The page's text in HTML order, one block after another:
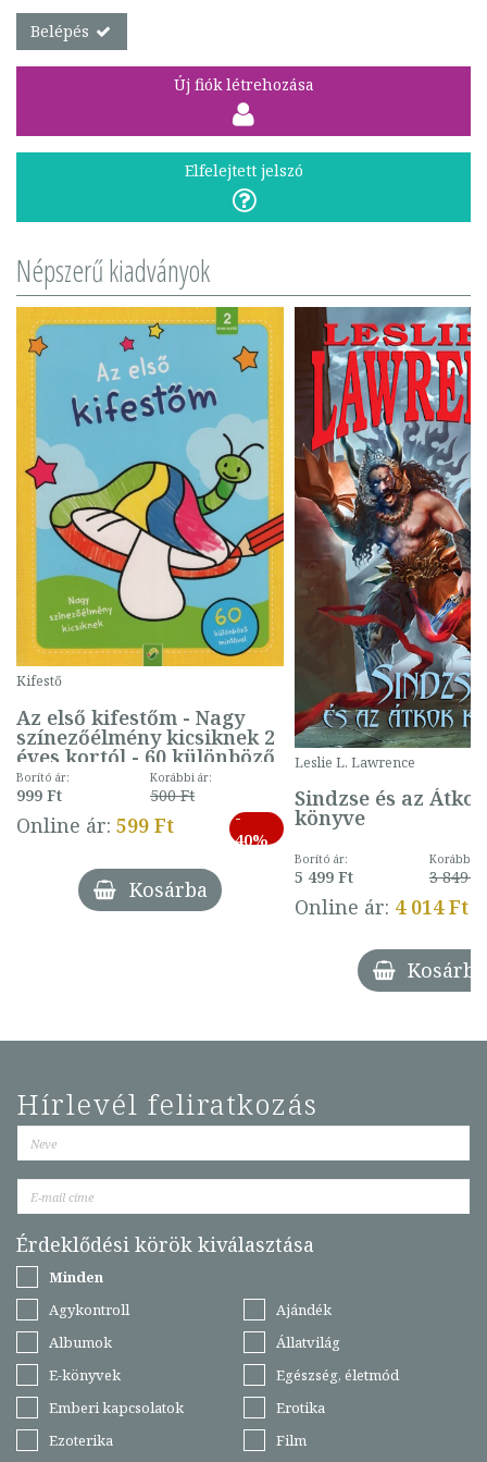
Belépés
Új fiók létrehozása
Elfelejtett jelszó
Népszerű kiadványok
Kifestő
Az első kifestőm - Nagy
színezőélmény kicsiknek 2
éves kortól - 60 különböző
mintával (gombás)
Borító ár:
999 Ft
Korábbi ár:
500 Ft
Online ár: 599 Ft
-
40%
Kosárba
Leslie L. Lawrence
Sindzse és az Átkok
könyve
Borító ár:
5 499 Ft
Korábbi
3 849 Ft
Online ár: 4 014 Ft
Kosárba
Hírlevél feliratkozás
Érdeklődési körök kiválasztása
Minden
Agykontroll
Ajándék
Albumok
Állatvilág
E-könyvek
Egészség, életmód
Emberi kapcsolatok
Erotika
Ezoterika
Film